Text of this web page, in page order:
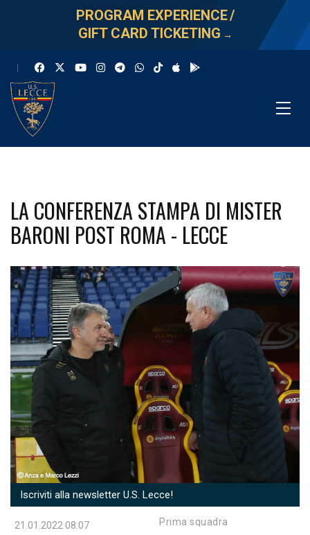
PROGRAM EXPERIENCE/
GIFT CARD TICKETING →
LA CONFERENZA STAMPA DI MISTER
BARONI POST ROMA - LECCE
Iscriviti alla newsletter U.S. Lecce!
21.01.2022 08:07 Prima squadra